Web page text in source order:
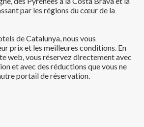
par les régions du cœur de la
de Catalunya, nous vous
prix et les meilleures conditions. En
web, vous réservez directement avec
et avec des réductions que vous ne
portail de réservation.